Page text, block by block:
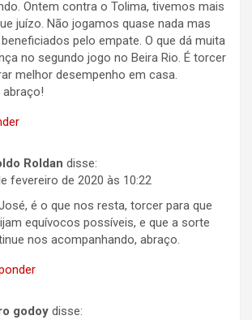
Ontem contra o Tolima, tivemos mais
juízo. Não jogamos quase nada mas
pelo empate. O que dá muita
no segundo jogo no Beira Rio. É torcer
melhor desempenho em casa.
abraço!
Roldan disse:
fevereiro de 2020 às 10:22
é o que nos resta, torcer para que
equívocos possíveis, e que a sorte
nos acompanhando, abraço.
godoy disse: